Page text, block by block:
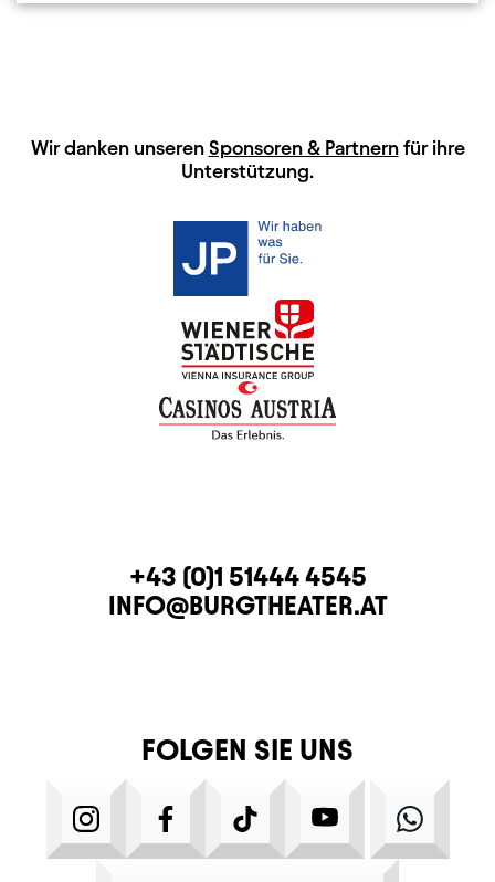
HAUPTSPONSOREN
Wir danken unseren Sponsoren & Partnernfür ihre
Unterstützung.
KONTAKTTELEFON
+43 (0)1 51444 4545
E-MAIL
INFO@BURGTHEATER.AT
FOLGEN SIE UNS
INSTAGRAMFACEBOOKTIKTOK YOUTUBE